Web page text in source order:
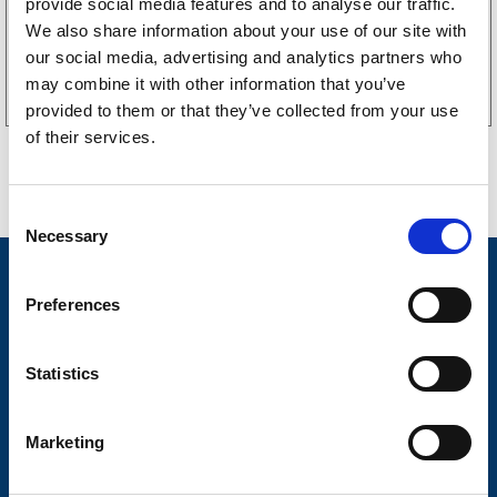
provide social media features and to analyse our traffic.
We also share information about your use of our site with
our social media, advertising and analytics partners who
may combine it with other information that you’ve
provided to them or that they’ve collected from your use
of their services.
o
Necessary
Preferences
Statistics
Marketing
Köp online
Släpvagnsservice
Frågor & Svar
Butikskoncept